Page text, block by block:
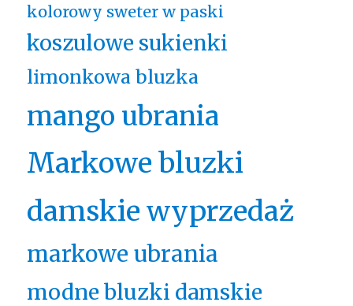
kolorowy sweter w paski
koszulowe sukienki
limonkowa bluzka
mango ubrania
Markowe bluzki
damskie wyprzedaż
markowe ubrania
modne bluzki damskie